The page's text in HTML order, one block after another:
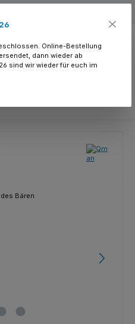
Online-Bestellung
dann wieder ab
sind wir wieder für euch im